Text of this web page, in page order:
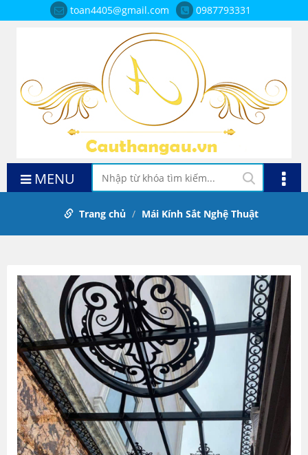
toan4405@gmail.com 0987793331
MENU
Trang chủ Mái Kính Sắt Nghệ Thuật